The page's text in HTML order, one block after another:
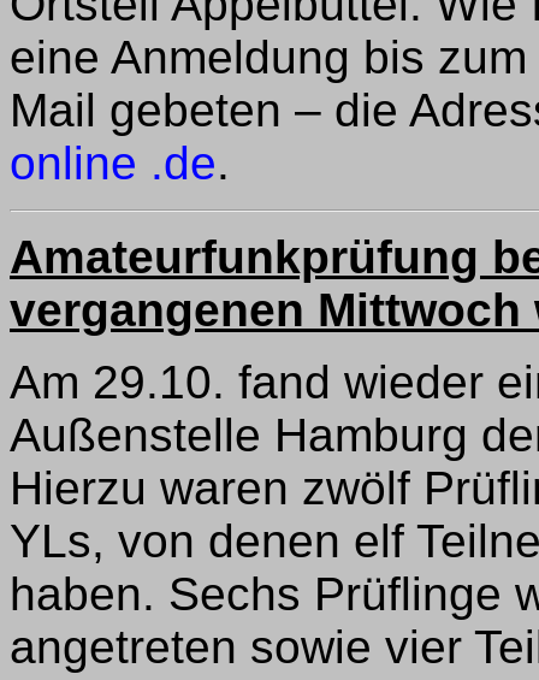
eine Anmeldung bis
Mail gebeten – die
online .de.
Amateurfunkprüfung
vergangenen
Am 29.10. fand wieder
Außenstelle Hamburg
Hierzu waren zwölf
YLs, von denen elf
haben. Sechs Prüflinge
angetreten sowie vier